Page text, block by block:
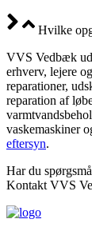
Hvilke
VVS Vedbæk
erhverv, lejere
reparationer,
reparation af
vaskemaskiner
eftersyn.
Har du
Kontakt VVS